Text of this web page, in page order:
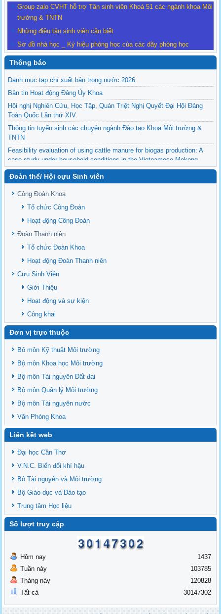
Group zalo CVHT hỗ trợ Tân sinh viên Khoá 51 các ngành khoa Môi
trường & TNTN
Những điều tân sinh viên cần biết
Sơ đồ nhà học _ Ký hiệu phòng học của các dãy phòng học
Thông báo
Danh mục tạp chí xuất bản trong nước 2026
Bản tin Hoạt động Đảng Ủy Khoa
Hội nghị Nghiên Cứu, Học Tập, Quán Triệt Nghị Quyết Đại Hội Đảng
Toàn Quốc Lần thứ XIV.
Thông tin tuyển sinh các chuyên ngành Đào tạo Khoa Môi trường &
TNTN
Feasibility evaluation of using cattle manure for biogas production: A
case study under household conditions in the Vietnamese Mekong
Delta
Sediment properties in flood-based farming systems in the Vietnamese
upstream Mekong Delta
Danh mục tạp chí xuất bản Quốc Tế 2026
Danh Mục các Đề Tài NCKH cấp Tỉnh năm 2024
Văn bản - Quy định
Ban chấp hành Đảng bộ khoa
Đoàn thể/ Hội cựu Sinh viên
Công Đoàn Khoa
Tổ chức Công Đoàn
Hoạt động Công Đoàn
Đoàn Thanh niên
Tổ chức Đoàn Khoa
Hoạt động Đoàn Thanh niên
Cựu Sinh Viên
Giới Thiệu
Hoạt động và sự kiện
Công khai
Đơn vị trực thuộc
Bô môn Kỹ thuật Môi trường
Bộ môn Khoa học Môi trường
Bộ môn Tài nguyên Đất đai
Bộ môn Quản lý Môi trường
Bộ môn Tài nguyên nước
Văn Phòng Khoa
Liên kết web
Đại học Cần Thơ
V.N.C. Biến đổi khí hậu
Bộ Tài nguyên và Môi trường
Bộ Giáo dục và Đào tạo
Trung tâm Học liệu
Số lượt truy cập
Hôm nay
Tuần này
Tháng này
Tất cả
1437
103785
120828
30147302